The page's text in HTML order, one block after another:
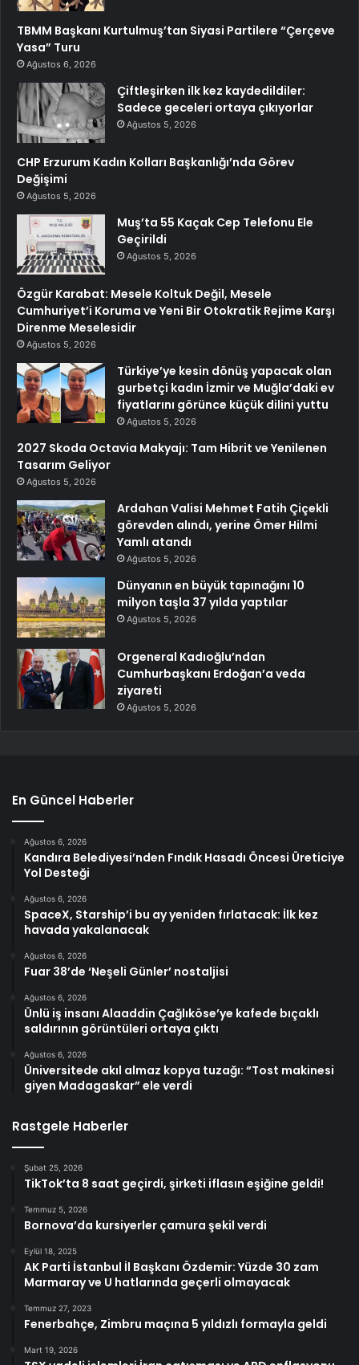
TBMM Başkanı Kurtulmuş’tan Siyasi Partilere “Çerçeve
Yasa” Turu
Ağustos 6, 2026
Çiftleşirken ilk kez kaydedildiler:
Sadece geceleri ortaya çıkıyorlar
Ağustos 5, 2026
CHP Erzurum Kadın Kolları Başkanlığı’nda Görev
Değişimi
Ağustos 5, 2026
Muş’ta 55 Kaçak Cep Telefonu Ele
Geçirildi
Ağustos 5, 2026
Özgür Karabat: Mesele Koltuk Değil, Mesele
Cumhuriyet’i Koruma ve Yeni Bir Otokratik Rejime Karşı
Direnme Meselesidir
Ağustos 5, 2026
Türkiye’ye kesin dönüş yapacak olan
gurbetçi kadın İzmir ve Muğla’daki ev
fiyatlarını görünce küçük dilini yuttu
Ağustos 5, 2026
2027 Skoda Octavia Makyajı: Tam Hibrit ve Yenilenen
Tasarım Geliyor
Ağustos 5, 2026
Ardahan Valisi Mehmet Fatih Çiçekli
görevden alındı, yerine Ömer Hilmi
Yamlı atandı
Ağustos 5, 2026
Dünyanın en büyük tapınağını 10
milyon taşla 37 yılda yaptılar
Ağustos 5, 2026
Orgeneral Kadıoğlu’ndan
Cumhurbaşkanı Erdoğan’a veda
ziyareti
Ağustos 5, 2026
En Güncel Haberler
Ağustos 6, 2026
Kandıra Belediyesi’nden Fındık Hasadı Öncesi Üreticiye
Yol Desteği
Ağustos 6, 2026
SpaceX, Starship’i bu ay yeniden fırlatacak: İlk kez
havada yakalanacak
Ağustos 6, 2026
Fuar 38’de ‘Neşeli Günler’ nostaljisi
Ağustos 6, 2026
Ünlü iş insanı Alaaddin Çağlıköse’ye kafede bıçaklı
saldırının görüntüleri ortaya çıktı
Ağustos 6, 2026
Üniversitede akıl almaz kopya tuzağı: “Tost makinesi
giyen Madagaskar” ele verdi
Rastgele Haberler
Şubat 25, 2026
TikTok’ta 8 saat geçirdi, şirketi iflasın eşiğine geldi!
Temmuz 5, 2026
Bornova’da kursiyerler çamura şekil verdi
Eylül 18, 2025
AK Parti İstanbul İl Başkanı Özdemir: Yüzde 30 zam
Marmaray ve U hatlarında geçerli olmayacak
Temmuz 27, 2023
Fenerbahçe, Zimbru maçına 5 yıldızlı formayla geldi
Mart 19, 2026